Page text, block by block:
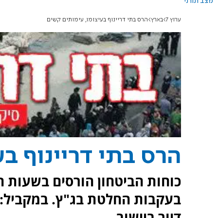
ערוץ 7 בארץ הרס בתי דריינוף בעיצומו, עימותים קשים
הרס בתי דריינוף
כוחות הביטחון הורסים בשעות